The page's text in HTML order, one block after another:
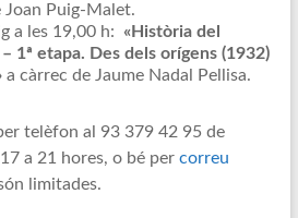
Puig-Malet.
a les 19,00 h: «Història del
1ª etapa. Des dels orígens (1932)
a càrrec de Jaume Nadal Pellisa.
telèfon al 93 379 42 95 de
a 21 hores, o bé per correu
limitades.